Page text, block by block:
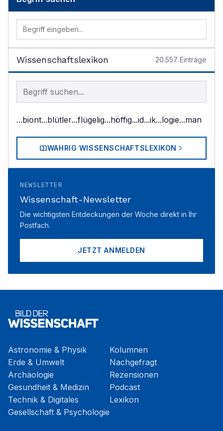
Wissenschaftslexikon 20.557 Einträge
Begriff im Lexikon suchen
...biont...blütler...flügelig...höffig...id...ik...logie...man
WAHRIG WISSENSCHAFTSLEXIKON
NEWSLETTER
Wissenschaft-Newsletter
Die wichtigsten Entdeckungen der Woche direkt in Ihr
Postfach.
JETZT ANMELDEN
Astronomie & Physik
Erde & Umwelt
Archäologie
Gesundheit & Medizin
Technik & Digitales
Gesellschaft & Psychologie
Kolumnen
Nachgefragt
Rezensionen
Podcast
Lexikon